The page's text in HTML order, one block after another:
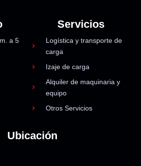
a 5
Servicios
Logística y transporte de
carga
Izaje de carga
Alquiler de maquinaria y
equipo
Otros Servicios
Ubicación